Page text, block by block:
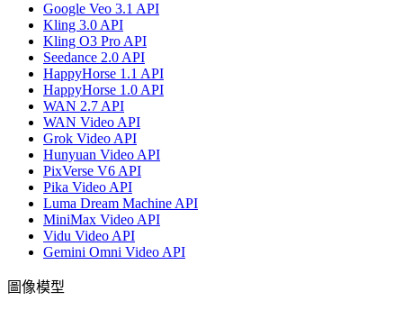
Google Veo 3.1 API
Kling 3.0 API
Kling O3 Pro API
Seedance 2.0 API
HappyHorse 1.1 API
HappyHorse 1.0 API
WAN 2.7 API
WAN Video API
Grok Video API
Hunyuan Video API
PixVerse V6 API
Pika Video API
Luma Dream Machine API
MiniMax Video API
Vidu Video API
Gemini Omni Video API
圖像模型